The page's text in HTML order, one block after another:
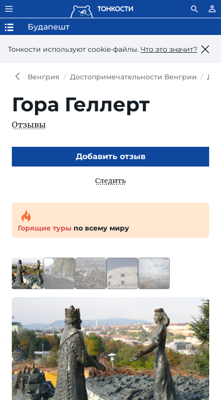
Тонкости используют сookie-файлы. Что это значит?
Будапешт
Венгрия Достопримечательности Венгрии
Гора Геллерт
Отзывы
Добавить отзыв
Следить
Горящие туры по всему миру